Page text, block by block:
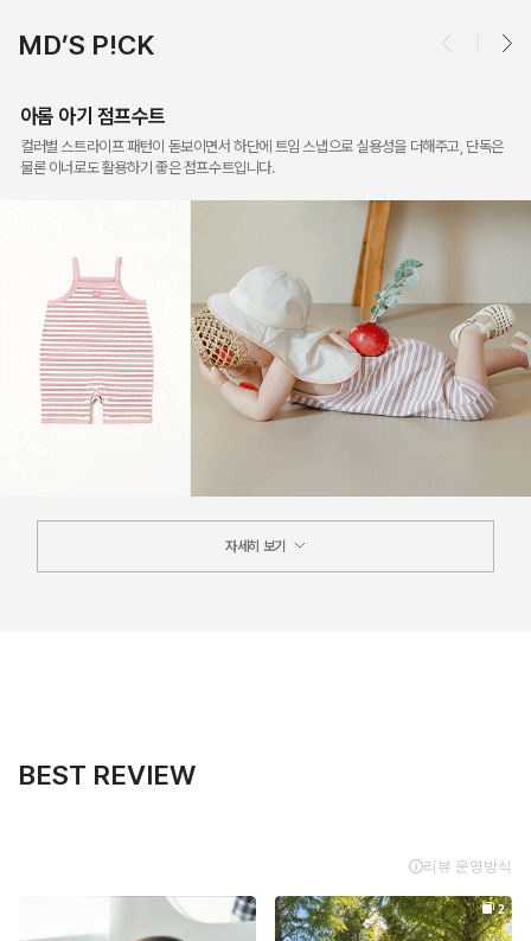
MD’S P!CK
아롬 아기 점프수트
컬러별 스트라이프 패턴이 돋보이면서 하단에 트임 스냅으로 실용성을 더해주고, 단독은
물론 이너로도 활용하기 좋은 점프수트입니다.
자세히 보기
BEST REVIEW